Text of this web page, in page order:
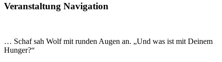
Veranstaltung Navigation
… Schaf sah Wolf mit runden Augen an. „Und was ist mit Deinem
Hunger?“